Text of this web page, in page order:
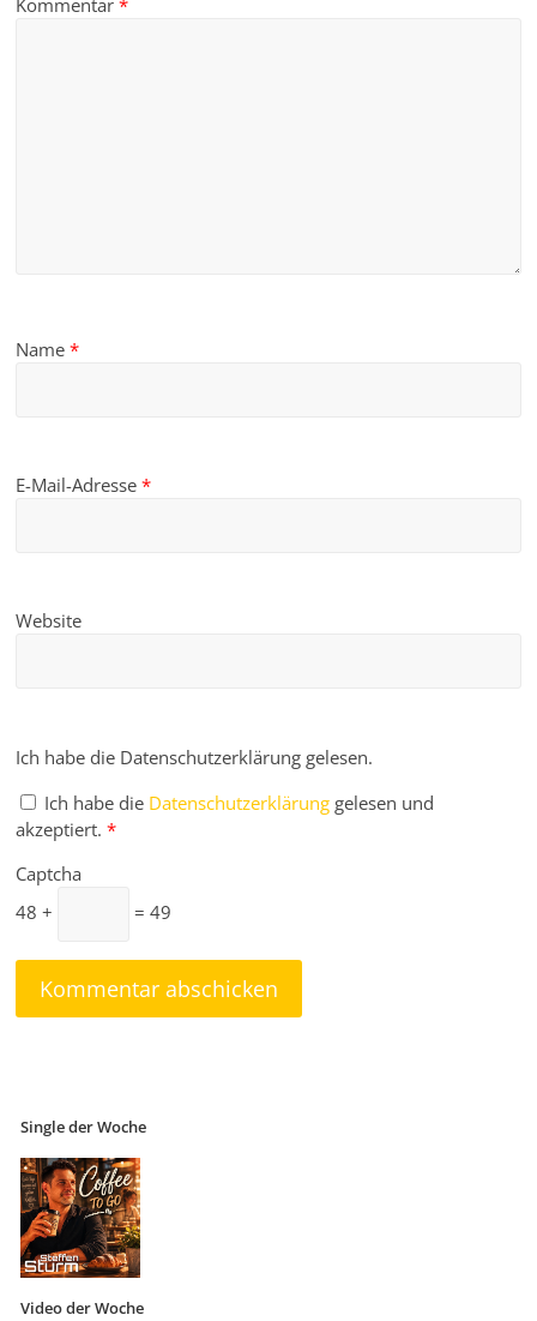
Kommentar*
Name*
E-Mail-Adresse*
Website
Ich habe die Datenschutzerklärung gelesen.
Ich habe die Datenschutzerklärung gelesen und
akzeptiert. *
Captcha
48 +
= 49
Single der Woche
Video der Woche